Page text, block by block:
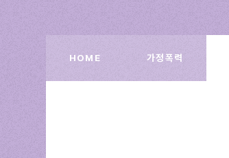
HOME 가정폭력